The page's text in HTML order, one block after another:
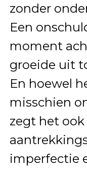
zonder
Een
moment
groeide uit
En hoewel
misschien
zegt het
imperfectie